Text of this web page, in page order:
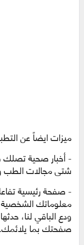
ميزات ايضاً عن
- أخبار صحية
شتى مجالات الطب
- صفحة رئيسية
معلوماتك
ودع الباقي لنا،
صفحتك بما يلائمك.